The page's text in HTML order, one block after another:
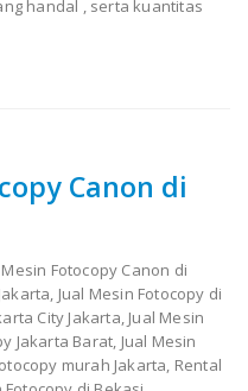
handal , serta kuantitas
Canon di
Fotocopy Canon di
Jual Mesin Fotocopy di
City Jakarta, Jual Mesin
Jakarta Barat, Jual Mesin
murah Jakarta, Rental